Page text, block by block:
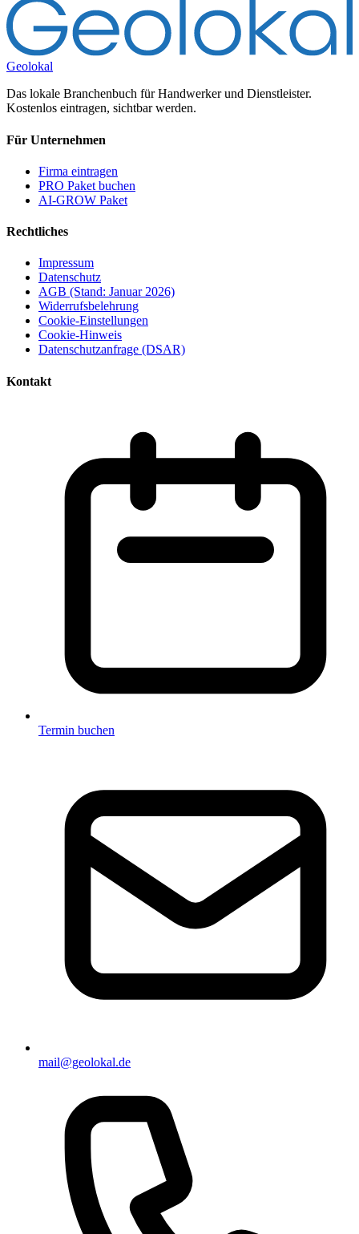
Geolokal
Das lokale Branchenbuch für Handwerker und Dienstleister.
Kostenlos eintragen, sichtbar werden.
Für Unternehmen
Firma eintragen
PRO Paket buchen
AI-GROW Paket
Rechtliches
Impressum
Datenschutz
AGB (Stand: Januar 2026)
Widerrufsbelehrung
Cookie-Einstellungen
Cookie-Hinweis
Datenschutzanfrage (DSAR)
Kontakt
Termin buchen
mail@geolokal.de